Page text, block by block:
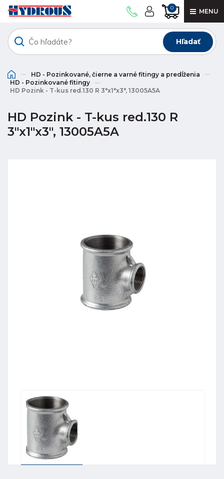
0 MENU
Hľadať
HD - Pozinkované, čierne a varné fitingy a predĺženia
HD - Pozinkované fitingy
HD Pozink - T-kus red.130 R 3"x1"x3", 13005A5A
HD Pozink - T-kus red.130 R
3"x1"x3", 13005A5A